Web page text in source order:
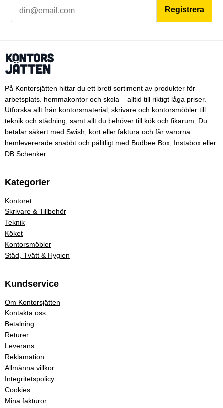
Registrera
På Kontorsjätten hittar du ett brett sortiment av produkter för
arbetsplats, hemmakontor och skola – alltid till riktigt låga priser.
Utforska allt från kontorsmaterial skrivare och kontorsmöbler till
teknik och städning , samt allt du behöver till kök och fikarum . Du
betalar säkert med Swish, kort eller faktura och får varorna
hemlevererade snabbt och pålitligt med Budbee Box, Instabox eller
DB Schenker.
Kategorier
Kontoret
Skrivare & Tillbehör
Teknik
Köket
Kontorsmöbler
Städ, Tvätt & Hygien
Kundservice
Om Kontorsjätten
Kontakta oss
Betalning
Returer
Leverans
Reklamation
Allmänna villkor
Integritetspolicy
Cookies
Mina fakturor